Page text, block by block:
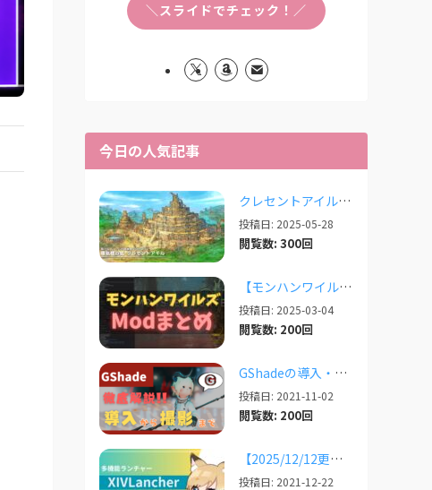
＼スライドでチェック！／
今日の人気記事
クレセントアイルで使えるツール情報まとめ【2026/07/30更新】
投稿日: 2025-05-28
閲覧数: 300回
【モンハンワイルズ】人気Modまとめ記事！【2026/03更新】
投稿日: 2025-03-04
閲覧数: 200回
GShadeの導入・設定・撮影まで徹底解説！【2026/03/25更新】
投稿日: 2021-11-02
閲覧数: 200回
【2025/12/12更新】多機能ランチャー「XIVLauncher」の導入方法・使い方について
投稿日: 2021-12-22